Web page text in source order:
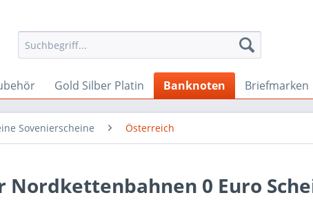
Gold Silber Platin Banknoten Briefmarken
Sovenierscheine Österreich
0 Euro